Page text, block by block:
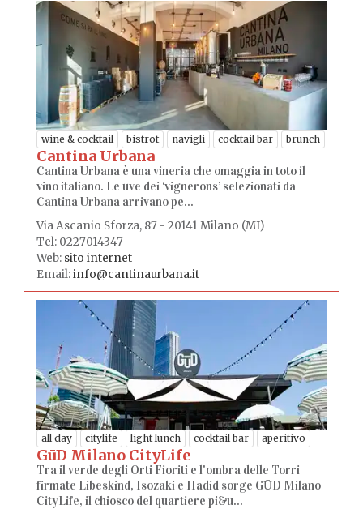
wine & cocktail bistrot navigli cocktail bar brunch
Cantina Urbana
Cantina Urbana è una vineria che omaggia in toto il
vino italiano. Le uve dei ‘vignerons’ selezionati da
Cantina Urbana arrivano pe...
Via Ascanio Sforza, 87 - 20141 Milano (MI)
Tel: 0227014347
Web: sito internet
Email:info@cantinaurbana.it
all day citylife light lunch cocktail bar aperitivo
GūD Milano CityLife
Tra il verde degli Orti Fioriti e l'ombra delle Torri
firmate Libeskind, Isozaki e Hadid sorge GŪD Milano
CityLife, il chiosco del quartiere pi&u...